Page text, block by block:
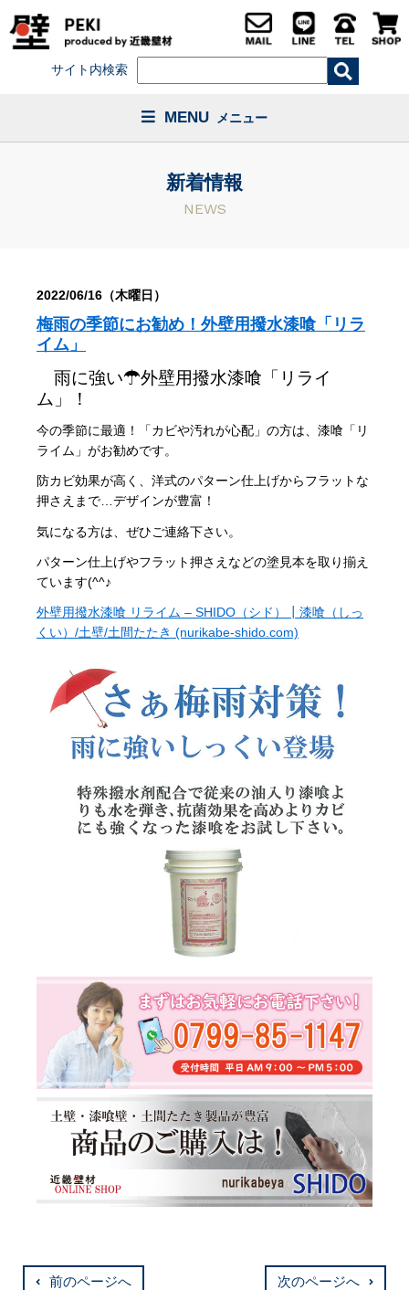
サイト内検索
MENU メニュー
新着情報
NEWS
2022/06/16（木曜日）
梅雨の季節にお勧め！外壁用撥水漆喰「リラ
イム」
雨に強い☂外壁用撥水漆喰「リライ
ム」！
今の季節に最適！「カビや汚れが心配」の方は、漆喰「リ
ライム」がお勧めです。
防カビ効果が高く、洋式のパターン仕上げからフラットな
押さえまで…デザインが豊富！
気になる方は、ぜひご連絡下さい。
パターン仕上げやフラット押さえなどの塗見本を取り揃え
ています(^^♪
外壁用撥水漆喰 リライム – SHIDO（シド）┃漆喰（しっ
くい）/土壁/土間たたき (nurikabe-shido.com)
前のページへ 次のページへ